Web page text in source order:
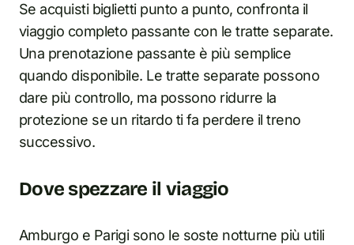
Se acquisti biglietti punto a punto, confronta il
viaggio completo passante con le tratte separate.
Una prenotazione passante è più semplice
quando disponibile. Le tratte separate possono
dare più controllo, ma possono ridurre la
protezione se un ritardo ti fa perdere il treno
successivo.
Dove spezzare il viaggio
Amburgo e Parigi sono le soste notturne più utili